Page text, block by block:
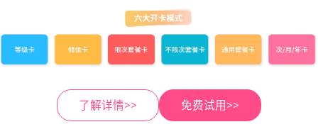
了解详情>> 免费试用>>